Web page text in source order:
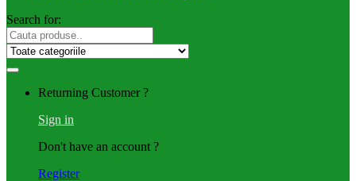
Search for:
Returning Customer ?
Sign in
Don't have an account ?
Register